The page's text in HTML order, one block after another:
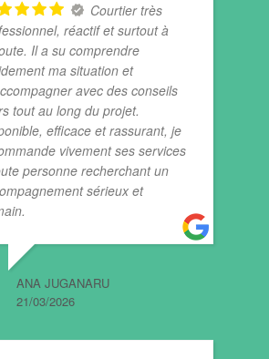
Courtier très
réactif et surtout à
Il a su comprendre
ma situation et
avec des conseils
tout au long du projet.
efficace et rassurant, je
vivement ses services
personne recherchant un
sérieux et
ANA JUGANARU
21/03/2026